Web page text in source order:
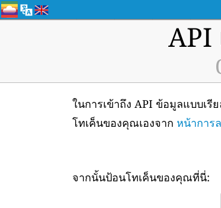
ในการเข้าถึง API ข้อมูลแบบเ
โทเค็นของคุณเองจาก หน้าการ
จากนั้นป้อนโทเค็นของคุณที่นี่: